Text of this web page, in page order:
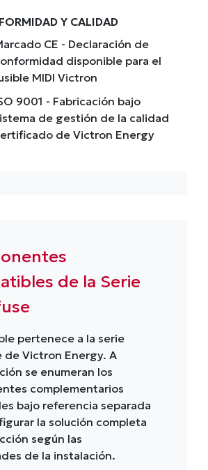
Y CALIDAD
CE - Declaración de
disponible para el
MIDI Victron
9001 - Fabricación bajo
de gestión de la calidad
de Victron Energy
de la Serie
pertenece a la serie
de Victron Energy. A
se enumeran los
complementarios
bajo referencia separada
la solución completa
según las
de la instalación.